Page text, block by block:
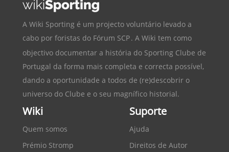
A Wiki Sporting é um projecto voluntário levado a
cabo por foristas do Fórum SCP. A Wiki tem como
objectivo documentar a história do Sporting Clube de
Portugal da forma mais completa e correcta possível,
dando a oportunidade a todos de (re)descobrir o
universo do Clube e o seu magnífico historial.
Wiki
Quem somos
Prémio Stromp
Suporte
Ajuda
Direitos de Autor